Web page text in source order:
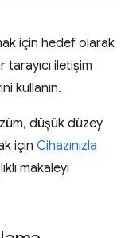
için hedef olarak
iletişim
kullanın.
düşük düzey
için Cihazınızla
makaleyi